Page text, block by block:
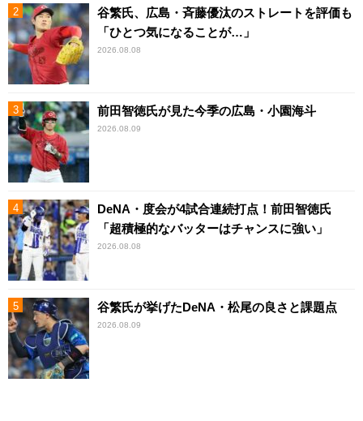
谷繁氏、広島・斉藤優汰のストレートを評価も
「ひとつ気になることが…」
2026.08.08
前田智徳氏が見た今季の広島・小園海斗
2026.08.09
DeNA・度会が4試合連続打点！前田智徳氏
「超積極的なバッターはチャンスに強い」
2026.08.08
谷繁氏が挙げたDeNA・松尾の良さと課題点
2026.08.09